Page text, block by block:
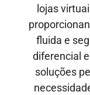
lojas
fluida e
diferencial
soluções